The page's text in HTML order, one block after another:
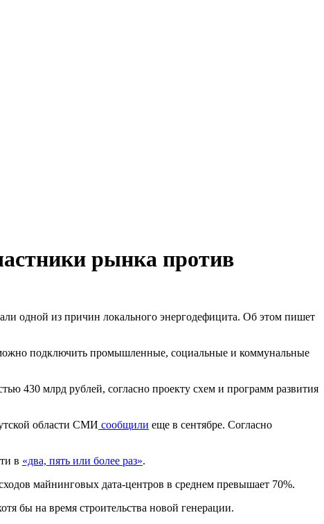
рынка против
одной из причин локального энергодефицита. Об этом пишет
подключить промышленные, социальные и коммунальные
430 млрд рублей, согласно проекту схем и программ развития
области СМИ сообщили еще в сентябре. Согласно
в «два, пять или более раз».
майнинговых дата-центров в среднем превышает 70%.
бы на время строительства новой генерации.